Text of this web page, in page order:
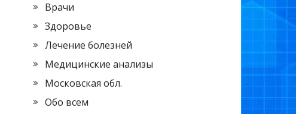
Врачи
Здоровье
Лечение болезней
Медицинские анализы
Московская обл.
Обо всем